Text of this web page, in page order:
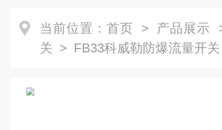
当前位置： 首页 > 产品展示
关 > FB33科威勒防爆流量开关